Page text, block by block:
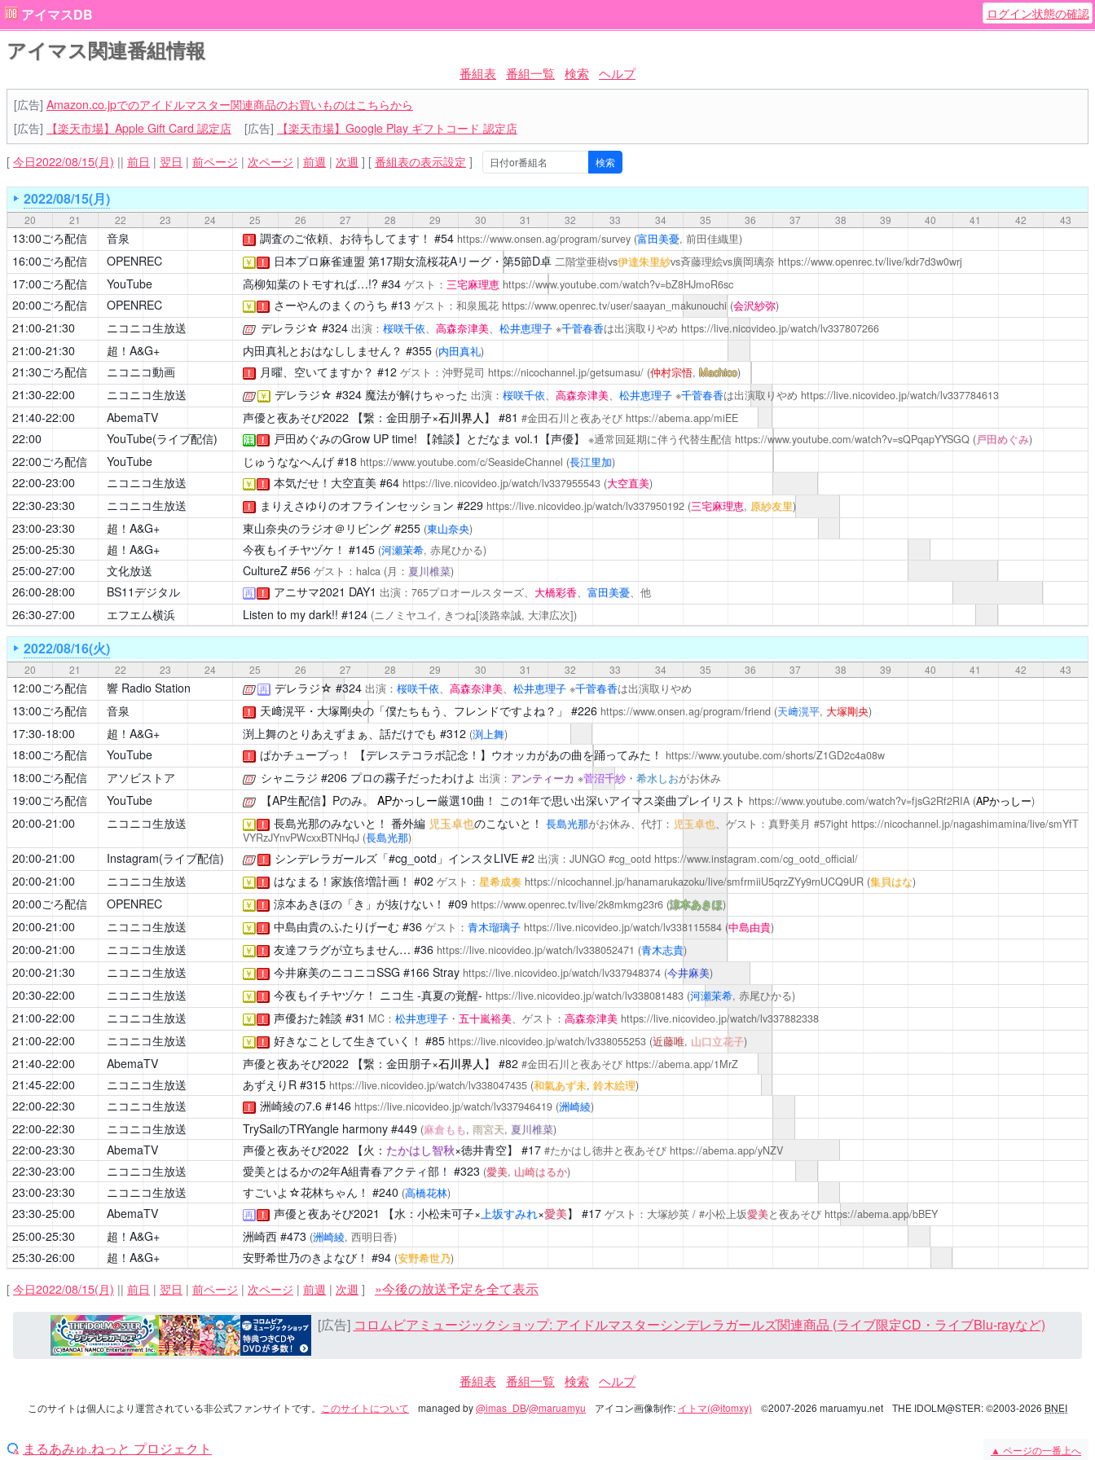
アイマスDB ログイン状態の確認
アイマス関連番組情報
番組表 番組一覧 検索 ヘルプ
[広告] Amazon.co.jpでのアイドルマスター関連商品のお買いものはこちらから
[広告]
【楽天市場】Apple Gift Card 認定店 [広告] 【楽天市場】Google Play ギフトコード 認定店
[ 今日2022/08/15(月) || 前日 | 翌日 | 前ページ | 次ページ | 前週 | 次週 ] [ 番組表の表示設定 ]
2022/08/15(月)
20 21 22 23 24 25 26 27 28 29 30 31 32 33 34 35 36 37 38 39 40 41 42 43
13:00ごろ配信 音泉 ！ 調査のご依頼、お待ちしてます！ #54 https://www.onsen.ag/program/survey (富田美憂, 前田佳織里)
16:00ごろ配信 OPENREC ￥ ！ 日本プロ麻雀連盟 第17期女流桜花Aリーグ・第5節D卓 二階堂亜樹vs伊達朱里紗vs斉藤理絵vs廣岡璃奈 https://www.openrec.tv/live/kdr7d3w0wrj
17:00ごろ配信 YouTube 高柳知葉のトモすれば…!? #34 ゲスト： 三宅麻理恵 https://www.youtube.com/watch?v=bZ8HJmoR6sc
20:00ごろ配信 OPENREC ￥ ！ さーやんのまくのうち #13 ゲスト：和泉風花 https://www.openrec.tv/user/saayan_makunouchi (会沢紗弥)
21:00-21:30 ニコニコ生放送
[公式] デレラジ☆ #324 出演： 桜咲千依、 高森奈津美、 松井恵理子※千菅春香は出演取りやめ https://live.nicovideo.jp/watch/lv337807266
21:00-21:30 超！A&G+ 内田真礼とおはなししません？ #355 (内田真礼)
21:30ごろ配信 ニコニコ動画 ！ 月曜、空いてますか？ #12 ゲスト：沖野晃司 https://nicochannel.jp/getsumasu/ (仲村宗悟, Machico)
21:30-22:00 ニコニコ生放送
[公式] ￥ デレラジ☆ #324 魔法が解けちゃった 出演： 桜咲千依、 高森奈津美、 松井恵理子※千菅春香は出演取りやめ https://live.nicovideo.jp/watch/lv337784613
21:40-22:00 AbemaTV 声優と夜あそび2022【繋：金田朋子×石川界人 】 #81 #金田石川と夜あそび https://abema.app/miEE
22:00 YouTube(ライブ配信) 注 ！ 戸田めぐみのGrow UP time! 【雑談】とだなま vol.1【声優】 ※通常回延期に伴う代替生配信 https://www.youtube.com/watch?v=sQPqapYYSGQ (戸田めぐみ)
22:00ごろ配信 YouTube じゅうななへんげ#18 https://www.youtube.com/c/SeasideChannel (長江里加)
22:00-23:00 ニコニコ生放送 ￥ ！ 本気だせ！大空直美 #64 https://live.nicovideo.jp/watch/lv337955543 (大空直美)
22:30-23:30 ニコニコ生放送 ！ まりえさゆりのオフラインセッション #229 https://live.nicovideo.jp/watch/lv337950192 (三宅麻理恵, 原紗友里)
23:00-23:30 超！A&G+ 東山奈央のラジオ＠リビング#255 (東山奈央)
25:00-25:30 超！A&G+ 今夜もイチヤヅケ！ #145 (河瀬茉希, 赤尾ひかる)
25:00-27:00 文化放送 CultureZ#56 ゲスト：halca (月： 夏川椎菜)
26:00-28:00 BS11デジタル 再 ！ アニサマ2021 DAY1 出演：765プロオールスターズ、 大橋彩香、 富田美憂、他
26:30-27:00 エフエム横浜 Listen to my dark!! #124 (ニノミヤユイ, きつね[淡路幸誠, 大津広次])
2022/08/16(火)
20 21 22 23 24 25 26 27 28 29 30 31 32 33 34 35 36 37 38 39 40 41 42 43
12:00ごろ配信 響 Radio Station
[公式] 再 デレラジ☆ #324 出演： 桜咲千依、 高森奈津美、 松井恵理子※千菅春香は出演取りやめ
13:00ごろ配信 音泉 ！ 天﨑滉平・大塚剛央の「僕たちもう、フレンドですよね？」 #226 https://www.onsen.ag/program/friend (天﨑滉平, 大塚剛央)
17:30-18:00 超！A&G+ 渕上舞のとりあえずまぁ、話だけでも #312 (渕上舞)
18:00ごろ配信 YouTube ！ ぱかチューブっ！ 【デレステコラボ記念！】ウオッカがあの曲を踊ってみた！ https://www.youtube.com/shorts/Z1GD2c4a08w
18:00ごろ配信 アソビストア
[公式] シャニラジ #206 プロの霧子だったわけよ 出演： アンティーカ ※菅沼千紗・ 希水しおがお休み
19:00ごろ配信 YouTube
[公式] 【AP生配信】Pのみ。 APかっしー厳選10曲！ この1年で思い出深いアイマス楽曲プレイリスト https://www.youtube.com/watch?v=fjsG2Rf2RIA (APかっしー)
20:00-21:00 ニコニコ生放送 ￥ ！ 長島光那のみないと！ 番外編 児玉卓也のこないと！ 長島光那がお休み、代打： 児玉卓也、ゲスト：真野美月 #57ight https://nicochannel.jp/nagashimamina/live/smYfT
VYRzJYnvPWcxxBTNHqJ (長島光那)
20:00-21:00 Instagram(ライブ配信)
[公式] ！ シンデレラガールズ「#cg_ootd」インスタLIVE #2 出演：JUNGO #cg_ootd https://www.instagram.com/cg_ootd_official/
20:00-21:00 ニコニコ生放送 ￥ ！ はなまる！家族倍増計画！ #02 ゲスト： 星希成奏 https://nicochannel.jp/hanamarukazoku/live/smfrmiiU5qrzZYy9rnUCQ9UR (集貝はな)
20:00ごろ配信 OPENREC ￥ ！ 涼本あきほの「き」が抜けない！ #09 https://www.openrec.tv/live/2k8mkmg23r6 (涼本あきほ)
20:00-21:00 ニコニコ生放送 ￥ ！ 中島由貴のふたりげーむ#36 ゲスト： 青木瑠璃子 https://live.nicovideo.jp/watch/lv338115584 (中島由貴)
20:00-21:00 ニコニコ生放送 ￥ ！ 友達フラグが立ちません… #36 https://live.nicovideo.jp/watch/lv338052471 (青木志貴)
20:00-21:30 ニコニコ生放送 ￥ ！ 今井麻美のニコニコSSG #166 Stray https://live.nicovideo.jp/watch/lv337948374 (今井麻美)
20:30-22:00 ニコニコ生放送 ￥ ！ 今夜もイチヤヅケ！ ニコ生 -真夏の覚醒- https://live.nicovideo.jp/watch/lv338081483 (河瀬茉希, 赤尾ひかる)
21:00-22:00 ニコニコ生放送 ￥ ！ 声優おた雑談 #31 MC： 松井恵理子・ 五十嵐裕美、ゲスト： 高森奈津美 https://live.nicovideo.jp/watch/lv337882338
21:00-22:00 ニコニコ生放送 ￥ ！ 好きなことして生きていく！ #85 https://live.nicovideo.jp/watch/lv338055253 (近藤唯, 山口立花子)
21:40-22:00 AbemaTV 声優と夜あそび2022【繋：金田朋子×石川界人 】 #82 #金田石川と夜あそび https://abema.app/1MrZ
21:45-22:00 ニコニコ生放送 あずえりR#315 https://live.nicovideo.jp/watch/lv338047435 (和氣あず未, 鈴木絵理)
22:00-22:30 ニコニコ生放送 ！ 洲崎綾の7.6#146 https://live.nicovideo.jp/watch/lv337946419 (洲崎綾)
22:00-22:30 ニコニコ生放送 TrySailのTRYangle harmony#449 (麻倉もも, 雨宮天, 夏川椎菜)
22:00-23:30 AbemaTV 声優と夜あそび2022【火： たかはし智秋×徳井青空】 #17 #たかはし徳井と夜あそび https://abema.app/yNZV
22:30-23:00 ニコニコ生放送 愛美とはるかの2年A組青春アクティ部！ #323 (愛美, 山崎はるか)
23:00-23:30 ニコニコ生放送 すごいよ☆花林ちゃん！ #240 (高橋花林)
23:30-25:00 AbemaTV 再 ！ 声優と夜あそび2021 【水：小松未可子×上坂すみれ×愛美】 #17 ゲスト：大塚紗英 / #小松上坂愛美と夜あそび https://abema.app/bBEY
25:00-25:30 超！A&G+ 洲崎西#473 (洲崎綾, 西明日香)
25:30-26:00 超！A&G+ 安野希世乃のきよなび！ #94 (安野希世乃)
[ 今日2022/08/15(月) || 前日 | 翌日 | 前ページ | 次ページ | 前週 | 次週 ]
»今後の放送予定を全て表示
[広告] コロムビアミュージックショップ: アイドルマスターシンデレラガールズ関連商品 (ライブ限定CD・ライブBlu-rayなど)
番組表 番組一覧 検索 ヘルプ
このサイトは個人により運営されている非公式ファンサイトです。 このサイトについて managed by@imas_DB/@maruamyu アイコン画像制作: イトマ(@itomxy) ©2007-2026 maruamyu.net THE IDOLM@STER: ©2003-2026 BNEI
まるあみゅ.ねっと プロジェクト ▲ ページの一番上へ